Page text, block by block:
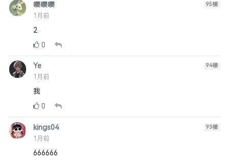
嘤嘤嘤
1月前
95楼
2
0
Ye
1月前
94楼
我
0
kings04
1月前
93楼
666666